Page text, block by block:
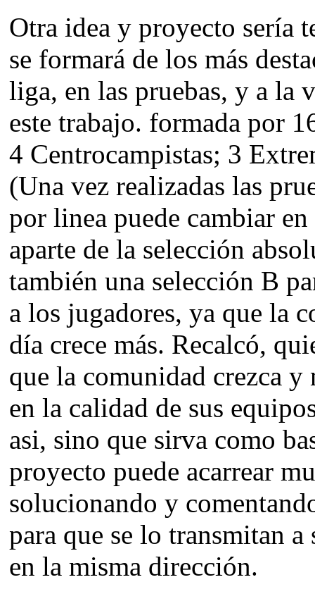
Otra idea y proyecto sería
se formará de los más
liga, en las pruebas, y a la
este trabajo. formada por
4 Centrocampistas; 3
(Una vez realizadas las
por linea puede cambiar
aparte de la selección
también una selección B
a los jugadores, ya que la
día crece más. Recalcó,
que la comunidad crezca
en la calidad de sus
asi, sino que sirva como
proyecto puede acarrear
solucionando y
para que se lo transmitan
en la misma dirección.